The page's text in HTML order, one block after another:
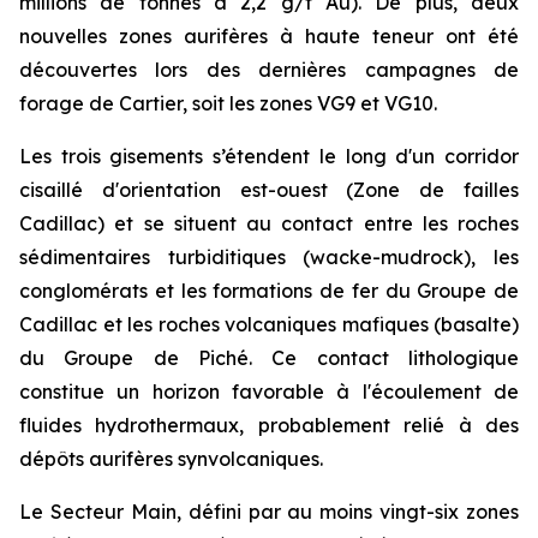
nouvelles zones aurifères à haute teneur ont été
découvertes lors des dernières campagnes de
forage de Cartier, soit les zones VG9 et VG10.
Les trois gisements s’étendent le long d'un corridor
cisaillé d'orientation est-ouest (Zone de failles
Cadillac) et se situent au contact entre les roches
sédimentaires turbiditiques (wacke-mudrock), les
conglomérats et les formations de fer du Groupe de
Cadillac et les roches volcaniques mafiques (basalte)
du Groupe de Piché. Ce contact lithologique
constitue un horizon favorable à l'écoulement de
fluides hydrothermaux, probablement relié à des
dépôts aurifères synvolcaniques.
Le Secteur Main, défini par au moins vingt-six zones